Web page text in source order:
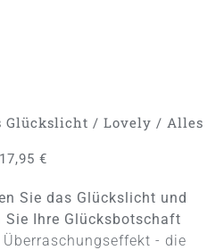
Glückslicht / Lovely / Alles
17,95€
Sie das Glückslicht und
Sie Ihre Glücksbotschaft
- die